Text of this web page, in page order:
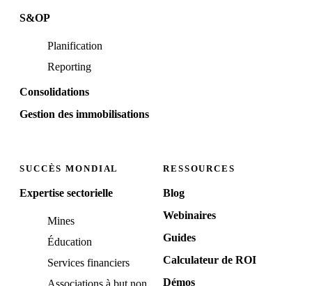
S&OP
Planification
Reporting
Consolidations
Gestion des immobilisations
SUCCÈS MONDIAL
Expertise sectorielle
Mines
Éducation
Services financiers
RESSOURCES
Blog
Webinaires
Guides
Calculateur de ROI
Démos